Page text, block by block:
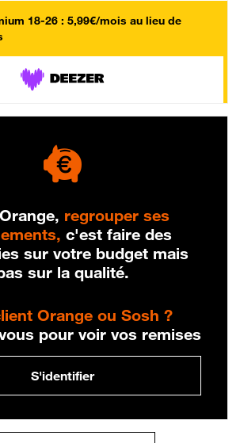
18-26 : 5,99€/mois au lieu de
regrouper ses
c'est faire des
sur votre budget mais
sur la qualité.
Orange ou Sosh ?
pour voir vos remises
S'identifier